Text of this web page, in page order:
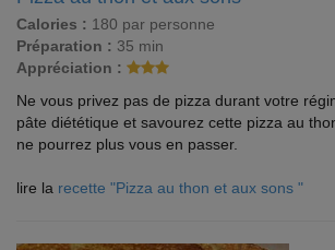
Calories : 180 par personne
Préparation : 35 min
Appréciation :
Ne vous privez pas de pizza durant votre
pâte diététique et savourez cette pizza au
ne pourrez plus vous en passer.
lire la recette "Pizza au thon et aux sons "